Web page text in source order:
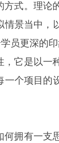
式。理论
景当中，
员更深的印
它是以一
个项目的
拥有一支